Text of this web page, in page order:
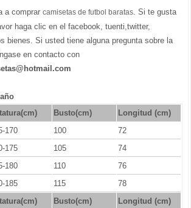
a comprar camisetas de futbol baratas. Si te gusta
haga clic en el facebook, tuenti,twitter,
bienes. Si usted tiene alguna pregunta sobre la
en contacto con
Busto(cm)
Longitud (cm)
170 100
72
175 105
74
180 110
76
185 115
78
Busto(cm) Longitud (cm)